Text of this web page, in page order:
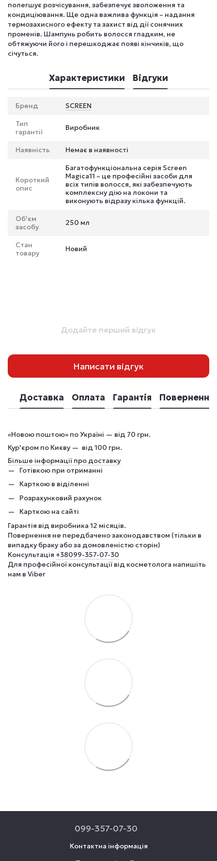
полегшує розчісування, забезпечує зволоження та
кондиціювання. Ще одна важлива функція – надання
термозахисного ефекту та захист від дії сонячних
променів. Шампунь робить волосся гладким, не
обтяжуючи його і перешкоджає появі кінчиків, що
січуться.
Характеристики Відгуки
Бренд SCREEN
Тип
гарантії
Виробник
Наявність Немає в наявності
Короткий
опис
Багатофункціональна серія Screen
Magica11 – це професійні засоби для
всіх типів волосся, які забезпечують
комплексну дію на локони та
виконують відразу кілька функцій.
Об'єм
засобу
250 мл
Стан
товару
Новий
Додайте перший відгук
Написати відгук
Доставка Оплата Гарантія Повернення
«Новою поштою» по Україні — від 70 грн.
Кур'єром по Києву — від 100 грн.
Більше інформації про доставку
Готівкою при отриманні
Карткою в віділенні
Розрахунковий рахунок
Карткою на сайті
Гарантія від виробника 12 місяців.
Повернення не передбачено законодавством (тільки в
випадку браку або за домовленістю сторін)
Консультація +38099-357-07-30
Для професійної консультації від косметолога напишіть
нам в Viber
099-357-07-30
Контактна інформація